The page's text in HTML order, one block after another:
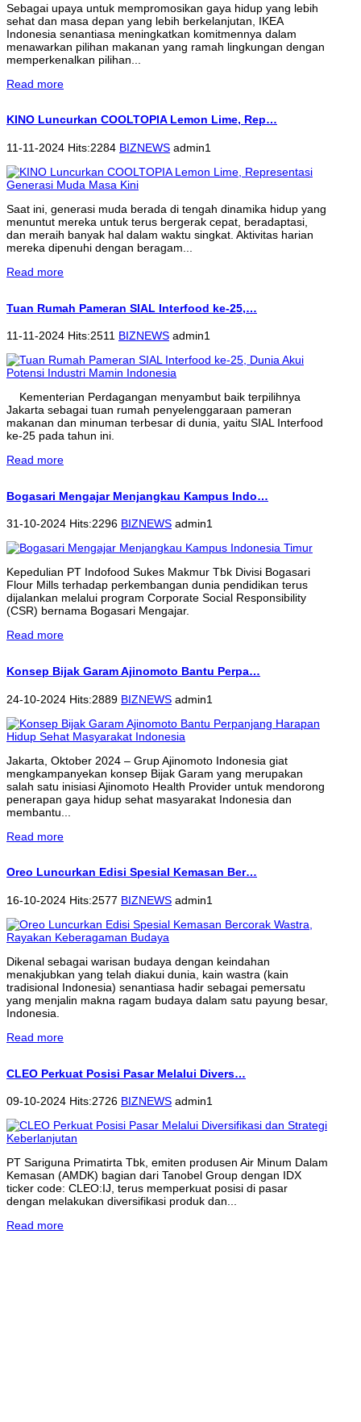
Sebagai upaya untuk mempromosikan gaya hidup yang lebih
sehat dan masa depan yang lebih berkelanjutan, IKEA
Indonesia senantiasa meningkatkan komitmennya dalam
menawarkan pilihan makanan yang ramah lingkungan dengan
memperkenalkan pilihan...
Read more
KINO Luncurkan COOLTOPIA Lemon Lime, Rep…
11-11-2024 Hits:2284 BIZNEWS admin1
Saat ini, generasi muda berada di tengah dinamika hidup yang
menuntut mereka untuk terus bergerak cepat, beradaptasi,
dan meraih banyak hal dalam waktu singkat. Aktivitas harian
mereka dipenuhi dengan beragam...
Read more
Tuan Rumah Pameran SIAL Interfood ke-25,…
11-11-2024 Hits:2511 BIZNEWS admin1
Kementerian Perdagangan menyambut baik terpilihnya
Jakarta sebagai tuan rumah penyelenggaraan pameran
makanan dan minuman terbesar di dunia, yaitu SIAL Interfood
ke-25 pada tahun ini.
Read more
Bogasari Mengajar Menjangkau Kampus Indo…
31-10-2024 Hits:2296 BIZNEWS admin1
Kepedulian PT Indofood Sukes Makmur Tbk Divisi Bogasari
Flour Mills terhadap perkembangan dunia pendidikan terus
dijalankan melalui program Corporate Social Responsibility
(CSR) bernama Bogasari Mengajar.
Read more
Konsep Bijak Garam Ajinomoto Bantu Perpa…
24-10-2024 Hits:2889 BIZNEWS admin1
Jakarta, Oktober 2024 – Grup Ajinomoto Indonesia giat
mengkampanyekan konsep Bijak Garam yang merupakan
salah satu inisiasi Ajinomoto Health Provider untuk mendorong
penerapan gaya hidup sehat masyarakat Indonesia dan
membantu...
Read more
Oreo Luncurkan Edisi Spesial Kemasan Ber…
16-10-2024 Hits:2577 BIZNEWS admin1
Dikenal sebagai warisan budaya dengan keindahan
menakjubkan yang telah diakui dunia, kain wastra (kain
tradisional Indonesia) senantiasa hadir sebagai pemersatu
yang menjalin makna ragam budaya dalam satu payung besar,
Indonesia.
Read more
CLEO Perkuat Posisi Pasar Melalui Divers…
09-10-2024 Hits:2726 BIZNEWS admin1
PT Sariguna Primatirta Tbk, emiten produsen Air Minum Dalam
Kemasan (AMDK) bagian dari Tanobel Group dengan IDX
ticker code: CLEO:IJ, terus memperkuat posisi di pasar
dengan melakukan diversifikasi produk dan...
Read more